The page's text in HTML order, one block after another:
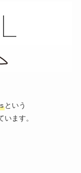
という
います。